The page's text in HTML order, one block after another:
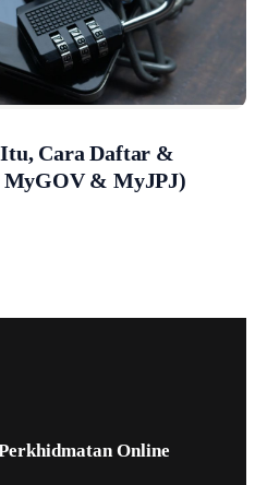
Cara Daftar &
MyGOV & MyJPJ)
Online